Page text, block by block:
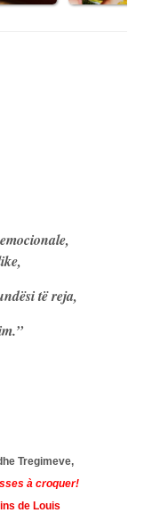
të reja,
Tregimeve,
à croquer!
de Louis